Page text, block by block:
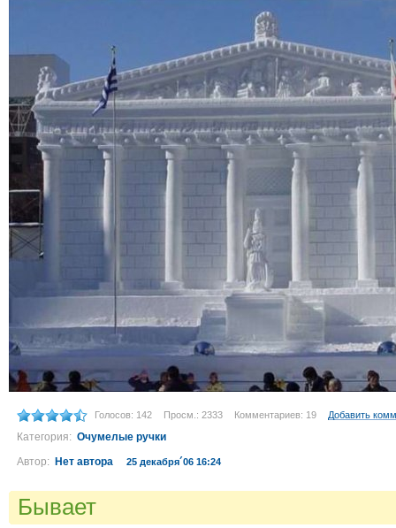
Голосов: 142 Просм.: 2333 Комментариев: 19 Добавить
Категория: Очумелые ручки
Автор: Нет автора 25 декабря´06 16:24
Бывает